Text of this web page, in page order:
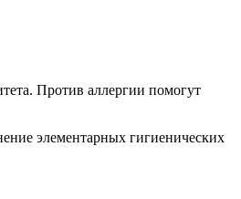
Против аллергии помогут
элементарных гигиенических